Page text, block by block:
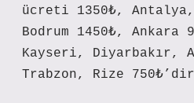
ücreti 1350₺,
Bodrum 1450₺, Ankara
Kayseri, Diyarbakır,
Trabzon, Rize